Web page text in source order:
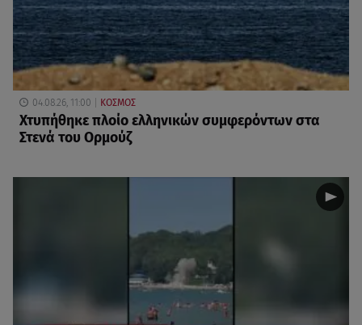
04.08.26, 11:00 ΚΟΣΜΟΣ
Χτυπήθηκε πλοίο ελληνικών συμφερόντων στα
Στενά του Ορμούζ